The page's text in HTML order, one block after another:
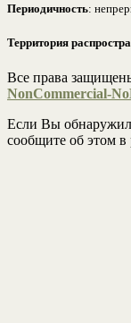
Периодичность:
Территория
Все права
NonCommercial-
Если Вы
сообщите об этом